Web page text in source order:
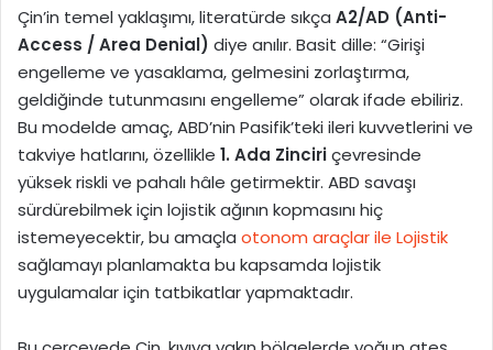
Çin’in temel yaklaşımı, literatürde sıkça A2/AD (Anti-
Access / Area Denial) diye anılır. Basit dille: “Girişi
engelleme ve yasaklama, gelmesini zorlaştırma,
geldiğinde tutunmasını engelleme” olarak ifade ebiliriz.
Bu modelde amaç, ABD’nin Pasifik’teki ileri kuvvetlerini ve
takviye hatlarını, özellikle 1. Ada Zinciriçevresinde
yüksek riskli ve pahalı hâle getirmektir. ABD savaşı
sürdürebilmek için lojistik ağının kopmasını hiç
istemeyecektir, bu amaçla otonom araçlar ile Lojistik
sağlamayı planlamakta bu kapsamda lojistik
uygulamalar için tatbikatlar yapmaktadır.